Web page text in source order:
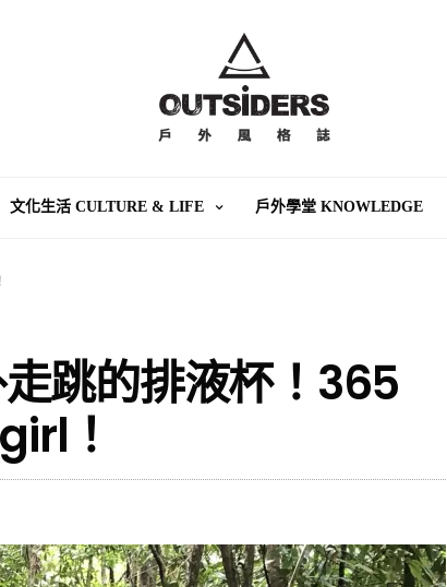
文化生活 CULTURE & LIFE 戶外學堂 KNOWLEDGE
跳的排液杯！365
！